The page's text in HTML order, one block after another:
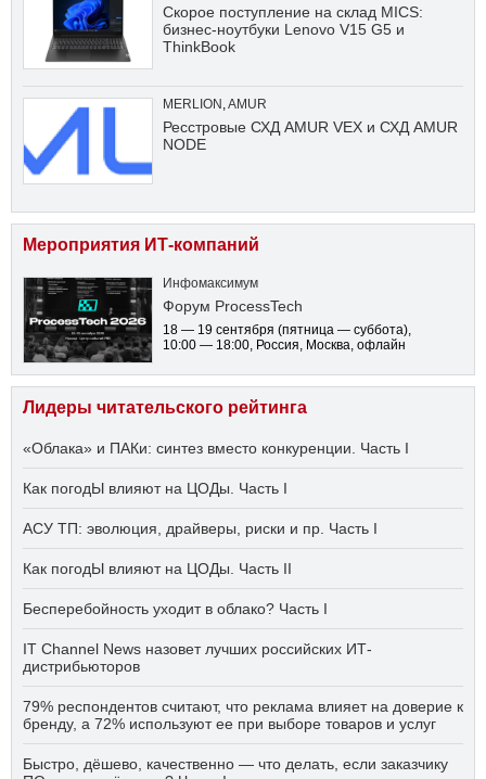
Скорое поступление на склад MICS:
бизнес-ноутбуки Lenovo V15 G5 и
ThinkBook
MERLION AMUR
Ресстровые СХД AMUR VEX и СХД AMUR
NODE
Мероприятия ИТ-компаний
Инфомаксимум
Форум ProcessTech
18 — 19 сентября (пятница — суббота),
10:00 — 18:00, Россия, Москва, офлайн
Лидеры читательского рейтинга
«Облака» и ПАКи: синтез вместо конкуренции. Часть I
Как погодЫ влияют на ЦОДы. Часть I
АСУ ТП: эволюция, драйверы, риски и пр. Часть I
Как погодЫ влияют на ЦОДы. Часть II
Бесперебойность уходит в облако? Часть I
IT Channel News назовет лучших российских ИТ-
дистрибьюторов
79% респондентов считают, что реклама влияет на доверие к
бренду, а 72% используют ее при выборе товаров и услуг
Быстро, дёшево, качественно — что делать, если заказчику